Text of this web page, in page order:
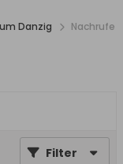
Danzig
Nachrufe
Filter